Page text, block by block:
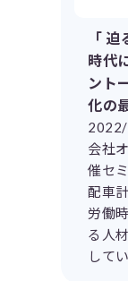
「
時代
ント
化の
会社
催セ
配車
労働
る人
して